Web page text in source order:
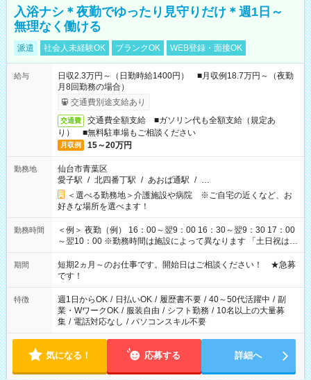
入浴ナシ＊夜勤でゆったり見守りだけ＊週1日～
無理なく働ける
派遣 社会人未経験OK ブランクOK WEB登録・面接OK
給与
日収2.3万円～（日勤時給1400円） ■月収例18.7万円～（夜勤
月8回勤務の場合）
交通費別途支給あり
交通費
交通費全額支給 ■ガソリン代も全額支給（規定あ
り） ■無料駐車場もご相談ください
月収例 15～20万円
勤務地
仙台市青葉区
愛子駅 / 北四番丁駅 / あおば通駅 / …
＜選べる勤務地＞介護施設や病院 ※ご自宅の近くなど、お
好きな場所を選べます！
勤務時間
＜例＞ 夜勤（例） 16：00～翌9：00 16：30～翌9：30 17：00
～翌10：00 ※勤務時間は施設によって異なります 「土日祝は休
みたい」 「しっかり稼ぎたい」 「もう少し遅い時間から始めた
い」など ご希望にあったお仕事をご案内いたします。 ※未経験
の方の場合は1～2ヶ月間は日中での仕事を経験いただき、 お
仕事に慣れてからの夜勤になります。 ★家庭の都合でお休みが
必要な場合も遠慮なくご相談ください。
期間
短期2ヵ月～のお仕事です。開始日はご相談ください！ ★急募
です！
特徴 週1日からOK / 日払いOK / 履歴書不要 / 40～50代活躍中 / 副
業・WワークOK / 服装自由 / シフト勤務 / 10名以上の大量募
集 / 電話対応なし / パソコンスキル不要
気になる！ 応募する 詳細へ